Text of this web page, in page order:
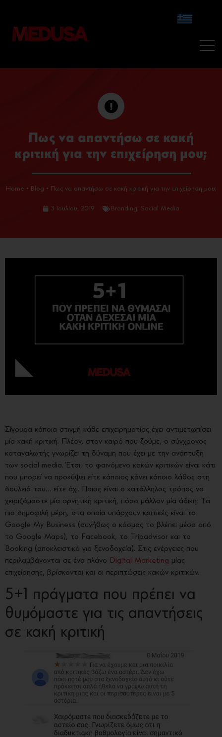
Πως να απαντήσω σε κακή
κριτική για την επιχείρηση μου;
Home • Blog • Πως να απαντήσω σε κακή κριτική για την επιχείρηση μου;
3 Ιουλίου, 2019 Branding, Social Media
Σίγουρα κάποια στιγμή κάθε επιχειρηματίας έχει αντιμετωπίσει
μία κακή κριτική. Πλέον, στον καιρό που ζούμε, ο σύγχρονος
καταναλωτής γνωρίζει τη δύναμη που έχει με την ανάπτυξη
των social media. Έτσι, το φαινόμενο κακών κριτικών είναι κάτι
που μπορεί να προκύψει είτε κάποιος κάνει κάποιο λάθος στη
δουλειά του… είτε όχι. Ποιος είναι ο κατάλληλος τρόπος να
χειριζόμαστε μία αρνητική κριτική, πόσο μάλλον μία άδικη; Τα
πιο δημοφιλή μέρη, στα οποία υπάρχουν κριτικές είναι το
Google My Business (συνήθως ο κόσμος το βλέπει μέσα από
το Google Maps), το Facebook, το Tripadvisor και το
Booking (αποκλειστικά για ξενοδοχεία). Στις ενέργειες που
περιλαμβάνονται σε ένα πλάνο Digital Marketing μίας
επιχείρησης, βρίσκονται και οι περιπτώσεις κακών κριτικών.
5+1 πράγματα που πρέπει να
θυμόμαστε για τις απαντήσεις
σε κακή κριτική